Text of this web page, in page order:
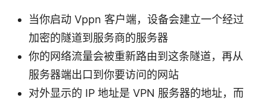
当你启动 Vppn 客户端，设备会建立一个经过
加密的隧道到服务商的服务器
你的网络流量会被重新路由到这条隧道，再从
服务器端出口到你要访问的网站
对外显示的 IP 地址是 VPN 服务器的地址，而